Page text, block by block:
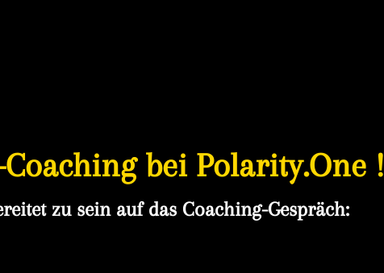
bei Polarity.One !
zu sein auf das Coaching-Gespräch: